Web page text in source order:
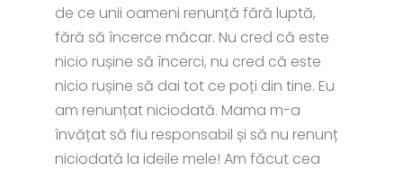
de ce unii oameni renunță fără luptă,
fără să încerce măcar. Nu cred că este
nicio rușine să încerci, nu cred că este
nicio rușine să dai tot ce poți din tine. Eu
am renunțat niciodată. Mama m-a
învățat să fiu responsabil și să nu renunț
niciodată la ideile mele! Am făcut cea